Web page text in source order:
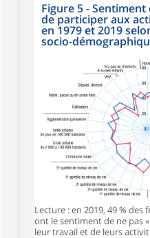
Figure 5 -
de participer aux
en 1979 et 2019
socio-
Lecture : en 2019, 49 %
ont le sentiment de ne pas
leur travail et de leurs